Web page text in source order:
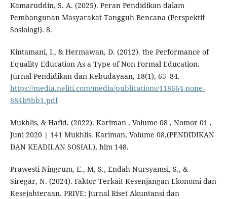
Kamaruddin, S. A. (2025). Peran Pendidikan dalam
Pembangunan Masyarakat Tangguh Bencana (Perspektif
Sosiologi). 8.
Kintamani, I., & Hermawan, D. (2012). the Performance of
Equality Education As a Type of Non Formal Education.
Jurnal Pendidikan dan Kebudayaan, 18(1), 65–84.
https://media.neliti.com/media/publications/118664-none-
884b9bb1.pdf
Mukhlis, & Hafid. (2022). Kariman , Volume 08 , Nomor 01 ,
Juni 2020 | 141 Mukhlis. Kariman, Volume 08,(PENDIDIKAN
DAN KEADILAN SOSIAL), hlm 148.
Prawesti Ningrum, E., M, S., Endah Nursyamsi, S., &
Siregar, N. (2024). Faktor Terkait Kesenjangan Ekonomi dan
Kesejahteraan. PRIVE: Jurnal Riset Akuntansi dan